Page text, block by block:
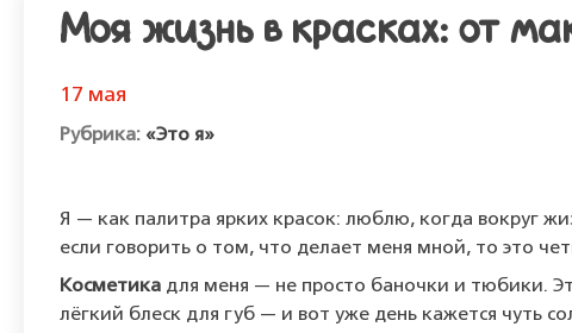
Моя жизнь в красках: от
17 мая
«Это я»
Я — как палитра ярких красок: люблю, когда вокруг
если говорить о том, что делает меня мной, то это
Косметика для меня — не просто баночки и тюбики.
лёгкий блеск для губ — и вот уже день кажется чуть